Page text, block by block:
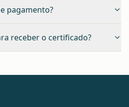
pagamento?
receber o certificado?